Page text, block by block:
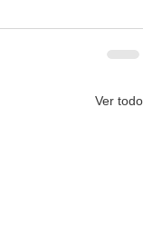
Ver todo